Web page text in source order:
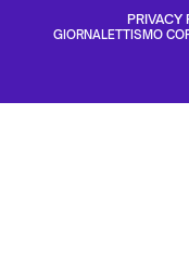
PRIVACY
GIORNALETTISMO